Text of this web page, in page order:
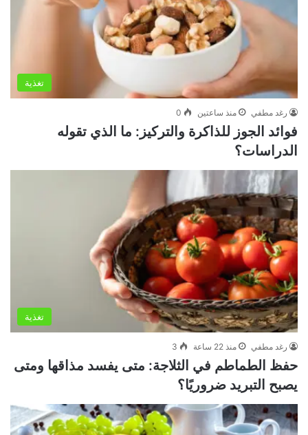
تغذية
رغد مطفي منذ ساعتين 0
فوائد الجوز للذاكرة والتركيز: ما الذي تقوله
الدراسات؟
تغذية
رغد مطفي منذ 22 ساعة 3
حفظ الطماطم في الثلاجة: متى يفسد مذاقها ومتى
يصبح التبريد ضروريًا؟